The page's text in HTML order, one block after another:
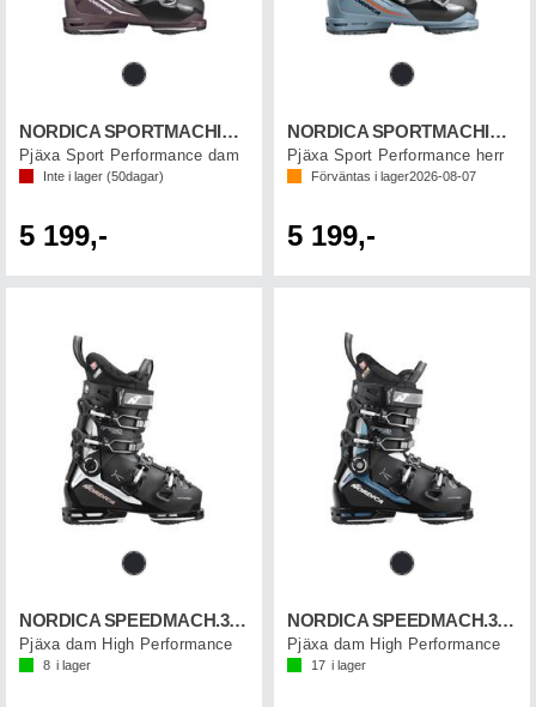
NORDICA SPORTMACHINE 3 95 W GW
Pjäxa Sport Performance dam
Inte i lager (50dagar)
5 199,-
NORDICA SPORTMACHINE 3 110 GW
Pjäxa Sport Performance herr
Förväntas i lager2026-08-07
5 199,-
NORDICA SPEEDMACH.3 85 W GW
Pjäxa dam High Performance
8 i lager
NORDICA SPEEDMACH.3 95 W GW
Pjäxa dam High Performance
17 i lager